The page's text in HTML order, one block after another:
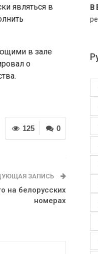
являться в
в зале
о
0
125
ЗАПИСЬ
на белорусских
номерах
В